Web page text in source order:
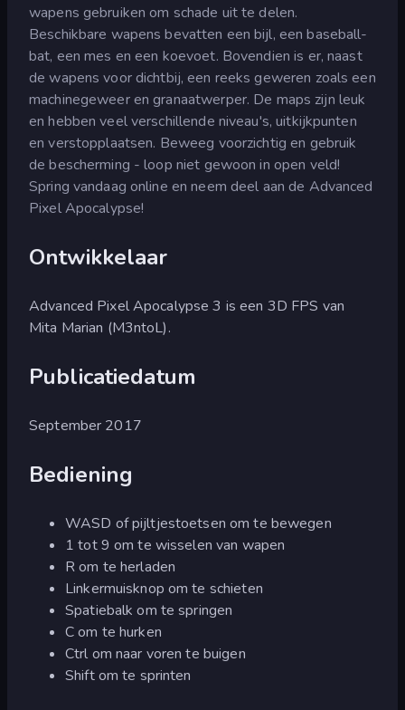
wapens gebruiken om schade uit te delen.
Beschikbare wapens bevatten een bijl, een baseball-
bat, een mes en een koevoet. Bovendien is er, naast
de wapens voor dichtbij, een reeks geweren zoals een
machinegeweer en granaatwerper. De maps zijn leuk
en hebben veel verschillende niveau's, uitkijkpunten
en verstopplaatsen. Beweeg voorzichtig en gebruik
de bescherming - loop niet gewoon in open veld!
Spring vandaag online en neem deel aan de Advanced
Pixel Apocalypse!
Ontwikkelaar
Advanced Pixel Apocalypse 3 is een 3D FPS van
Mita Marian (M3ntoL).
Publicatiedatum
September 2017
Bediening
WASD of pijltjestoetsen om te bewegen
1 tot 9 om te wisselen van wapen
R om te herladen
Linkermuisknop om te schieten
Spatiebalk om te springen
C om te hurken
Ctrl om naar voren te buigen
Shift om te sprinten